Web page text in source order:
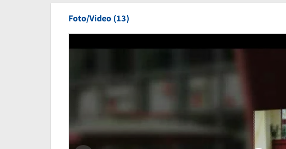
Foto/Video (13)